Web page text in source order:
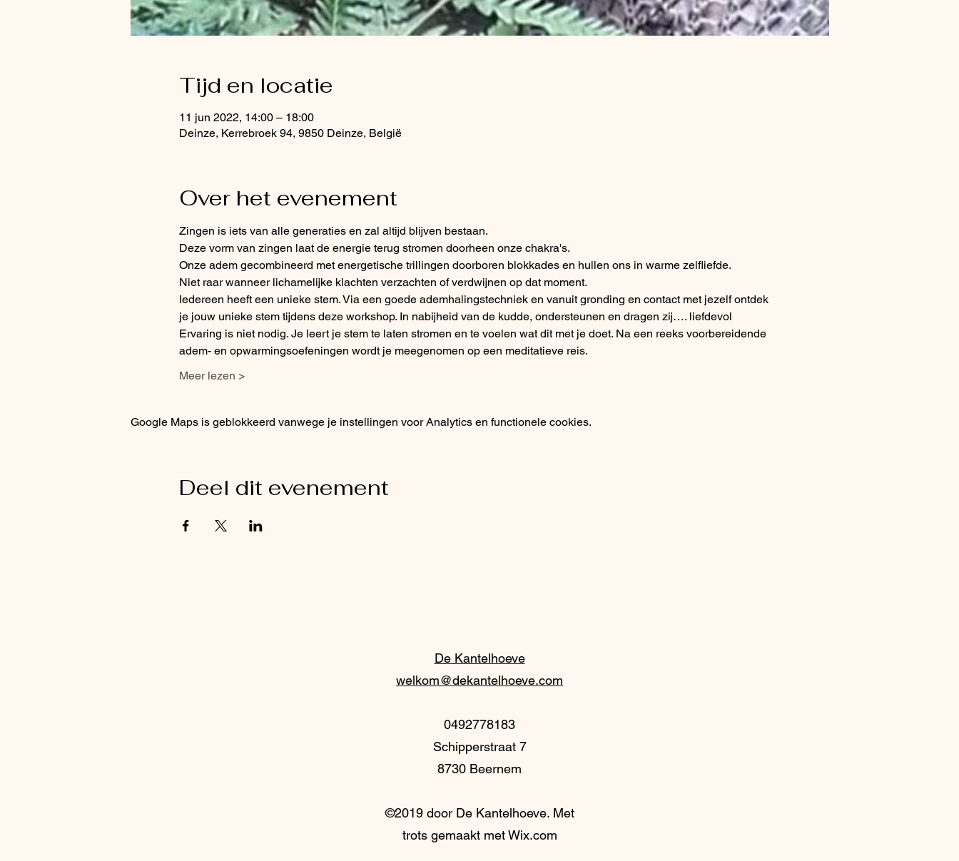
Tijd en locatie
11 jun 2022, 14:00 – 18:00
Deinze, Kerrebroek 94, 9850 Deinze, België
Over het evenement
Zingen is iets van alle generaties en zal altijd blijven bestaan.
Deze vorm van zingen laat de energie terug stromen doorheen onze chakra's.
Onze adem gecombineerd met energetische trillingen doorboren blokkades en hullen ons in warme zelfliefde.
Niet raar wanneer lichamelijke klachten verzachten of verdwijnen op dat moment.
Iedereen heeft een unieke stem. Via een goede ademhalingstechniek en vanuit gronding en contact met jezelf ontdek
je jouw unieke stem tijdens deze workshop. In nabijheid van de kudde, ondersteunen en dragen zij…. liefdevol
Ervaring is niet nodig. Je leert je stem te laten stromen en te voelen wat dit met je doet. Na een reeks voorbereidende
adem- en opwarmingsoefeningen wordt je meegenomen op een meditatieve reis.
Meer lezen >
Google Maps is geblokkeerd vanwege je instellingen voor Analytics en functionele cookies.
Deel dit evenement
De Kantelhoeve
welkom@dekantelhoeve.com
0492778183
Schipperstraat 7
8730 Beernem
©2019 door De Kantelhoeve. Met
trots gemaakt met Wix.com